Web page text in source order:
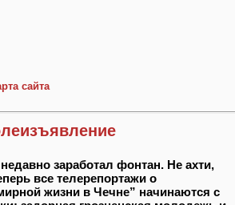
сайта
заработал фонтан. Не ахти,
все телерепортажи о
жизни в Чечне” начинаются с